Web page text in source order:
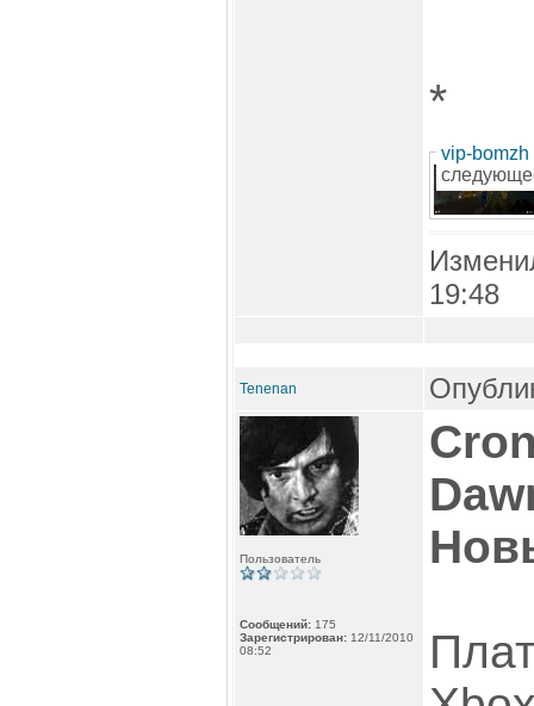
*
vip-bomzh
19:48
Tenenan
Пользователь
Сообщений: 175
Зарегистрирован: 12/11/2010
08:52